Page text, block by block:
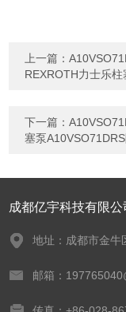
上一篇：
REXROTH力士乐
下一篇：
塞泵
成都亿宇科技有限公
地址：成都市金牛
邮箱：